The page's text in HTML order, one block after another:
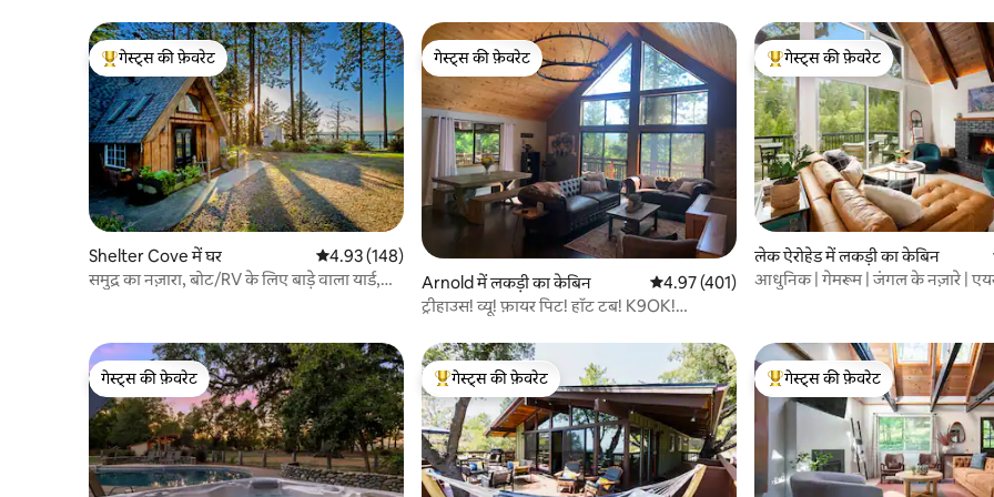
गेस्ट्स का टॉप फ़ेवरेट
गेस्ट्स की फ़ेवरेट
Shelter Cove में घर औसत रेटिंग 5 में से 4.93, 148 समीक्षाएँ
4.93 (148)
समुद्र का नज़ारा, बोट/RV के लिए बाड़े वाला यार्ड,
गेस्ट्स की फ़ेवरेट
गेस्ट्स की फ़ेवरेट
Arnold में लकड़ी का केबिन औसत रेटिंग 5 में से 4.97, 401 समीक्षाएँ
4.97 (401)
ट्रीहाउस! व्यू! फ़ायर पिट! हॉट टब! K9OK!
गेस्ट्स का टॉप फ़ेवरेट
गेस्ट्स की फ़ेवरेट
लेक ऐरोहेड में लकड़ी का केबिन
आधुनिक | गेमरूम | जंगल के नज़ारे |
गेस्ट्स की फ़ेवरेट
गेस्ट्स की फ़ेवरेट
गेस्ट्स का टॉप फ़ेवरेट
गेस्ट्स की फ़ेवरेट
गेस्ट्स का टॉप फ़ेवरेट
गेस्ट्स की फ़ेवरेट